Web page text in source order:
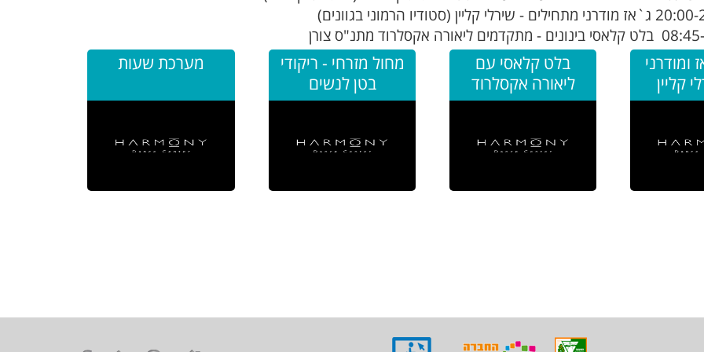
ליאורה אקסלרוד מתנ"ס צורן
ומודרני
קליין
בלט קלאסי עם
ליאורה אקסלרוד
מחול מזרחי - ריקודי
בטן לנשים
מערכת שעות